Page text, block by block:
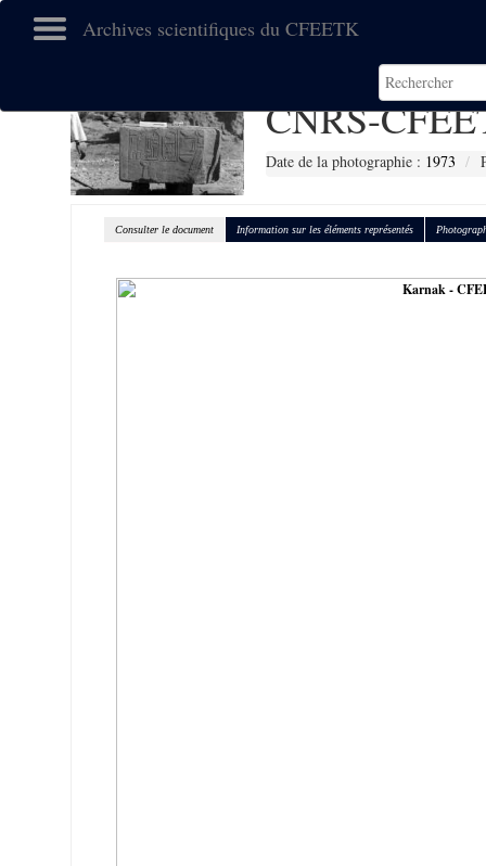
Archives scientifiques du CFEETK
CNRS-
Date de la photographie : 1973
Consulter le document Information sur les éléments représentés